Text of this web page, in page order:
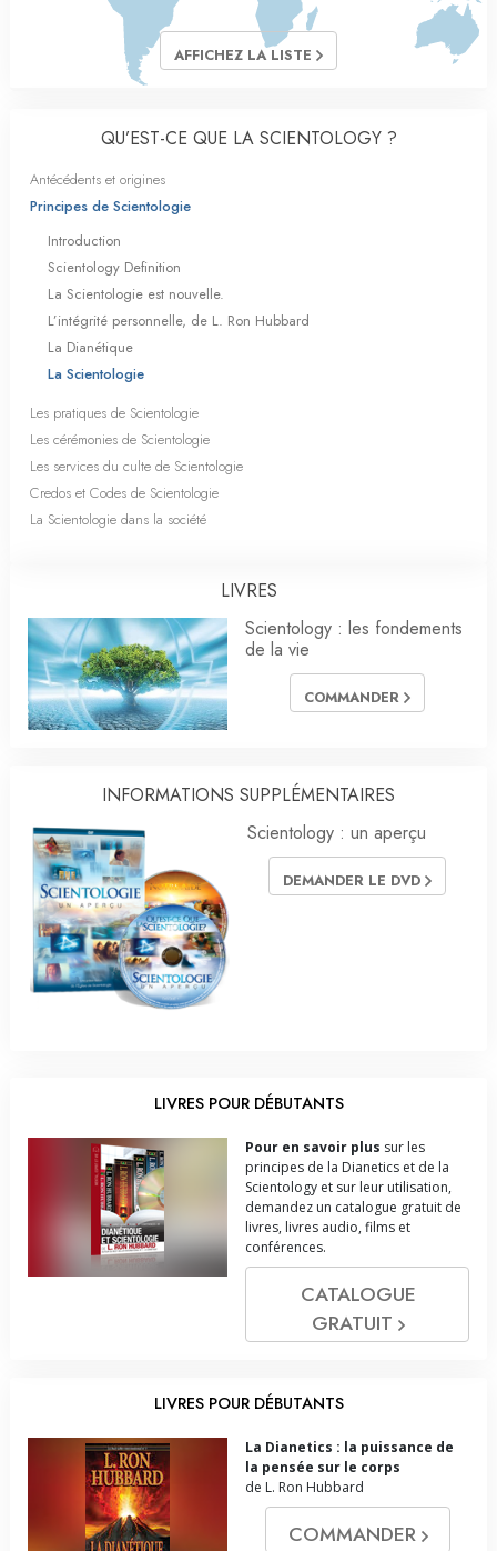
AFFICHEZ LA LISTE
QU’EST-CE QUE LA SCIENTOLOGY ?
Antécédents et origines
Principes de Scientologie
Introduction
Scientology Definition
La Scientologie est nouvelle.
L’intégrité personnelle, de L. Ron Hubbard
La Dianétique
La Scientologie
Les pratiques de Scientologie
Les cérémonies de Scientologie
Les services du culte de Scientologie
Credos et Codes de Scientologie
La Scientologie dans la société
LIVRES
Scientology : les fondements
de la vie
COMMANDER
INFORMATIONS SUPPLÉMENTAIRES
Scientology : un aperçu
DEMANDER LE DVD
LIVRES POUR DÉBUTANTS
Pour en savoir plus sur les
principes de la Dianetics et de la
Scientology et sur leur utilisation,
demandez un catalogue gratuit de
livres, livres audio, films et
conférences.
CATALOGUE
GRATUIT
LIVRES POUR DÉBUTANTS
La Dianetics : la puissance de
la pensée sur le corps
de L. Ron Hubbard
COMMANDER